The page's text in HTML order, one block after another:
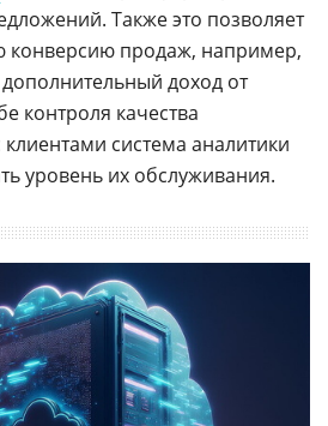
Также это позволяет
конверсию продаж, например,
доход от
контроля качества
система аналитики
уровень их обслуживания.